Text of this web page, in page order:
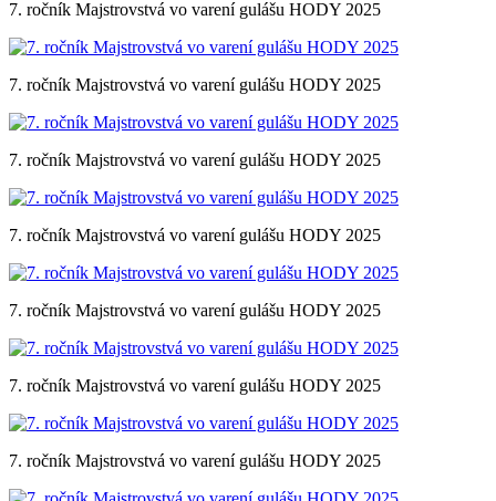
7. ročník Majstrovstvá vo varení gulášu HODY 2025
7. ročník Majstrovstvá vo varení gulášu HODY 2025
7. ročník Majstrovstvá vo varení gulášu HODY 2025
7. ročník Majstrovstvá vo varení gulášu HODY 2025
7. ročník Majstrovstvá vo varení gulášu HODY 2025
7. ročník Majstrovstvá vo varení gulášu HODY 2025
7. ročník Majstrovstvá vo varení gulášu HODY 2025